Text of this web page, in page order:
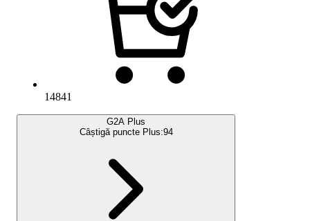
14841
G2A Plus
Câștigă puncte Plus:94